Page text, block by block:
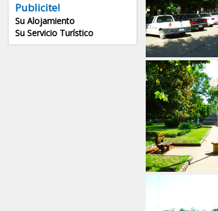
Publicite!
Su Alojamiento
Su Servicio Turístico